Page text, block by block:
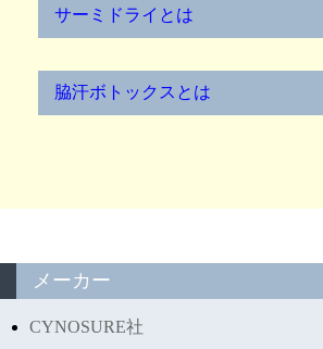
サーミドライとは
脇汗ボトックスとは
メーカー
CYNOSURE社